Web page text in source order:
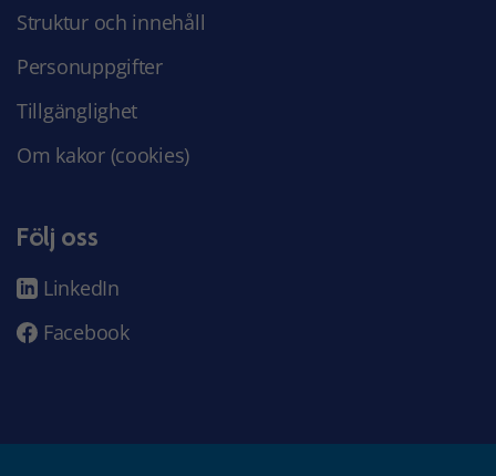
Struktur och innehåll
Personuppgifter
Tillgänglighet
Om kakor (cookies)
Följ oss
LinkedIn
Facebook